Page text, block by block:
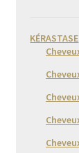
KÉRASTASE